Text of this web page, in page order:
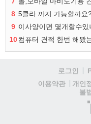
8 5클라 까지 가능할까요
9 이사양이면 몇개할수있
10컴퓨터 견적 한번 해봤
로그인
이용약관
개인
불